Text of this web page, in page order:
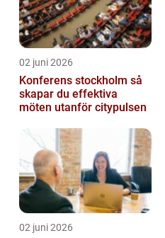
02 juni 2026
Konferens stockholm så
skapar du effektiva
möten utanför citypulsen
02 juni 2026